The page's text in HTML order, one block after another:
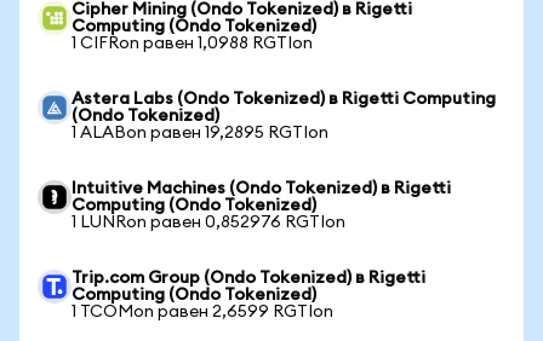
Cipher Mining (Ondo Tokenized) в Rigetti
Computing (Ondo Tokenized)
1 CIFRon равен 1,0988 RGTIon
Astera Labs (Ondo Tokenized) в Rigetti Computing
(Ondo Tokenized)
1 ALABon равен 19,2895 RGTIon
Intuitive Machines (Ondo Tokenized) в Rigetti
Computing (Ondo Tokenized)
1 LUNRon равен 0,852976 RGTIon
Trip.com Group (Ondo Tokenized) в Rigetti
Computing (Ondo Tokenized)
1 TCOMon равен 2,6599 RGTIon